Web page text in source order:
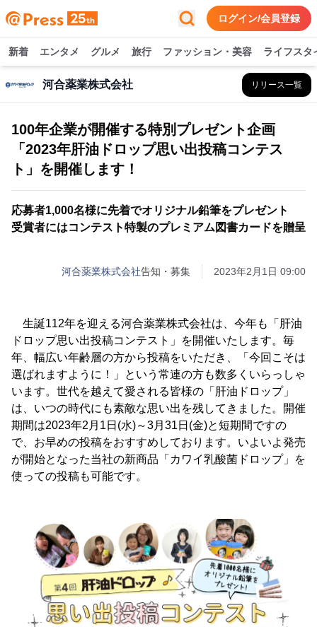
ログイン/会員登録
新着 エンタメ グルメ 旅行 ファッション・美容 ライフスタ
河合薬業株式会社 リリース一覧
100年企業が開催する特別プレゼント企画
「2023年肝油ドロップ思い出投稿コンテス
ト」を開催します！
応募者1,000名様に先着でオリジナル鉛筆をプレゼント
受賞者にはコンテスト特製のプレミアム図書カードを贈呈
河合薬業株式会社告知・募集 2023年2月1日 09:00
生誕112年を迎える河合薬業株式会社は、今年も「肝油
ドロップ思い出投稿コンテスト」を開催いたします。毎
年、幅広い年齢層の方から投稿をいただき、「今回こそは
選ばれますように！」という常連の方も数多くいらっしゃ
います。世代を越えて愛される皆様の「肝油ドロップ」
は、いつの時代にも素敵な思い出を残してきました。開催
期間は2023年2月1日(水)～3月31日(金)と短期間ですの
で、お早めの投稿をおすすめしております。いよいよ発売
が開始となった当社の新商品「カワイ乳酸菌ドロップ」を
使っての投稿も可能です。